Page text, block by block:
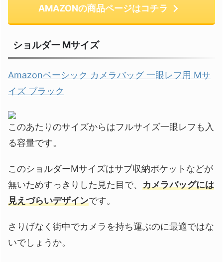
AMAZONの商品ページはコチラ
ショルダー Mサイズ
Amazonベーシック カメラバッグ 一眼レフ用 Mサ
イズ ブラック
このあたりのサイズからはフルサイズ一眼レフも入
る容量です。
このショルダーMサイズはサブ収納ポケットなどが
無いためすっきりした見た目で、 カメラバッグには
見えづらいデザインです。
さりげなく街中でカメラを持ち運ぶのに最適ではな
いでしょうか。